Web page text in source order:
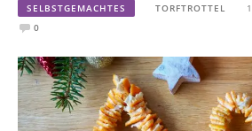
SELBSTGEMACHTES TORFTROTTEL
0